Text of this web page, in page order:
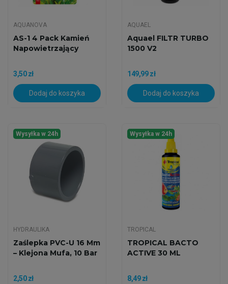
AQUANOVA
AS-1 4 Pack Kamień
Napowietrzający
3,50 zł
Dodaj do koszyka
AQUAEL
Aquael FILTR TURBO
1500 V2
149,99 zł
Dodaj do koszyka
Wysyłka w 24h
HYDRAULIKA
Zaślepka PVC-U 16 Mm
– Klejona Mufa, 10 Bar
2,50 zł
Wysyłka w 24h
TROPICAL
TROPICAL BACTO
ACTIVE 30 ML
8,49 zł